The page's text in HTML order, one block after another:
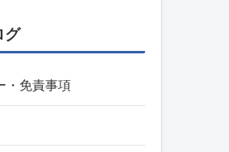
グ
・免責事項